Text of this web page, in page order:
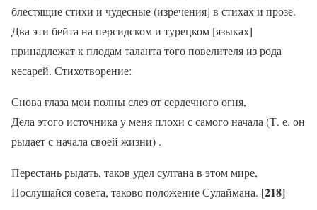
блестящие стихи и чудесные (изречения] в стихах и прозе.
Два эти бейта на персидском и турецком [языках]
принадлежат к плодам таланта того повелителя из рода
кесарей. Стихотворение:
Снова глаза мои полны слез от сердечного огня,
Дела этого источника у меня плохи с самого начала (Т. е. он
рыдает с начала своей жизни) .
Перестань рыдать, таков удел султана в этом мире,
Послушайся совета, таково положение Сулаймана. [218]